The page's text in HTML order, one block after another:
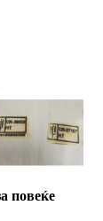
повеќе